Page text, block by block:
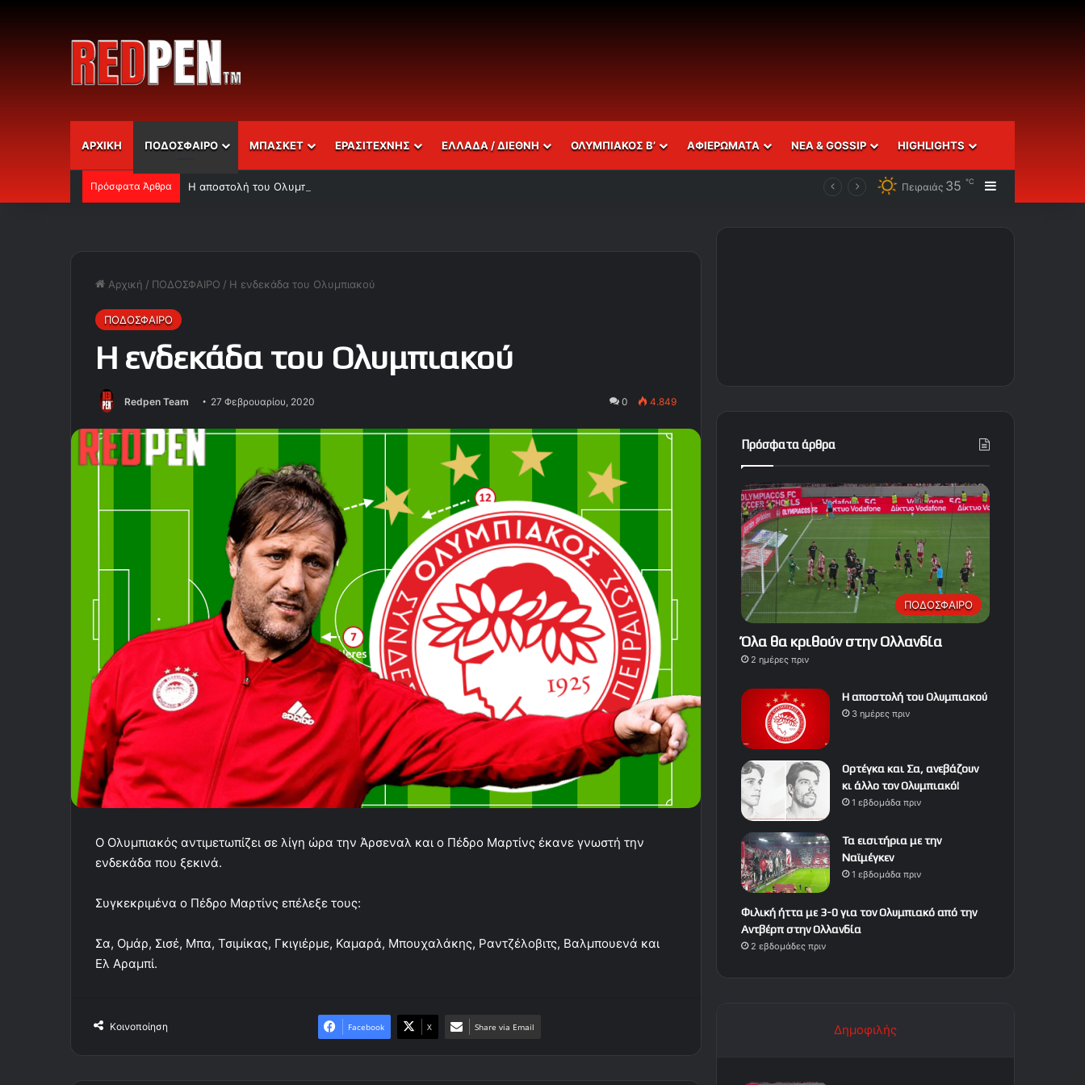
ΑΡΧΙΚΗ ΠΟΔΟΣΦΑΙΡΟ ΜΠΑΣΚΕΤ ΕΡΑΣΙΤΕΧΝΗΣ ΕΛΛΑΔΑ / ΔΙΕΘΝΗ ΟΛΥΜΠΙΑΚΟΣ Β’ ΑΦΙΕΡΩΜΑΤΑ ΝΕΑ & GOSSIP HIGHLIGHTS
Πρόσφατα Άρθρα Η αποστολή του Ολυμπιακού Πειραιάς 35 ℃ Sidebar
Αρχική / ΠΟΔΟΣΦΑΙΡΟ / Η ενδεκάδα του Ολυμπιακού
ΠΟΔΟΣΦΑΙΡΟ
Η ενδεκάδα του Ολυμπιακού
Redpen Team 27 Φεβρουαρίου, 2020 0 4.849
Ο Ολυμπιακός αντιμετωπίζει σε λίγη ώρα την Άρσεναλ και ο Πέδρο Μαρτίνς έκανε γνωστή την
ενδεκάδα που ξεκινά.
Συγκεκριμένα ο Πέδρο Μαρτίνς επέλεξε τους:
Σα, Ομάρ, Σισέ, Μπα, Τσιμίκας, Γκιγιέρμε, Καμαρά, Μπουχαλάκης, Ραντζέλοβιτς, Βαλμπουενά και
Ελ Αραμπί.
Κοινοποίηση Facebook X Share via Email
Πρόσφατα άρθρα
ΠΟΔΟΣΦΑΙΡΟ
Όλα θα κριθούν στην Ολλανδία
2 ημέρες πριν
Η αποστολή του Ολυμπιακού
3 ημέρες πριν
Ορτέγκα και Σα, ανεβάζουν
κι άλλο τον Ολυμπιακό!
1 εβδομάδα πριν
Τα εισιτήρια με την
Ναϊμέγκεν
1 εβδομάδα πριν
Φιλική ήττα με 3-0 για τον Ολυμπιακό από την
Αντβέρπ στην Ολλανδία
2 εβδομάδες πριν
Δημοφιλής